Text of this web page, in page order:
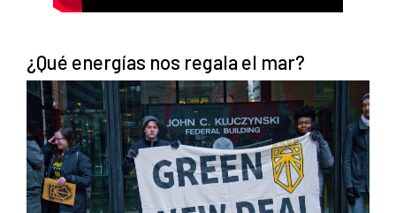
¿Qué energías nos regala el mar?